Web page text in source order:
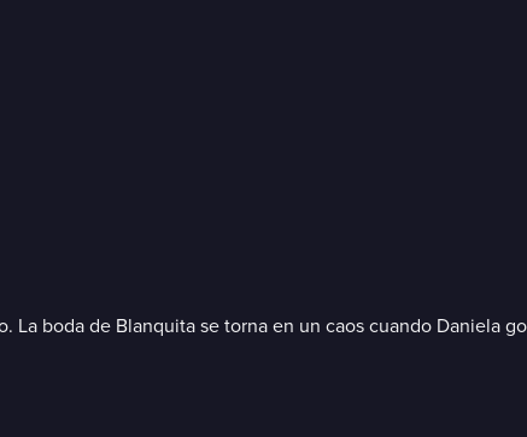
boda de Blanquita se torna en un caos cuando Daniela